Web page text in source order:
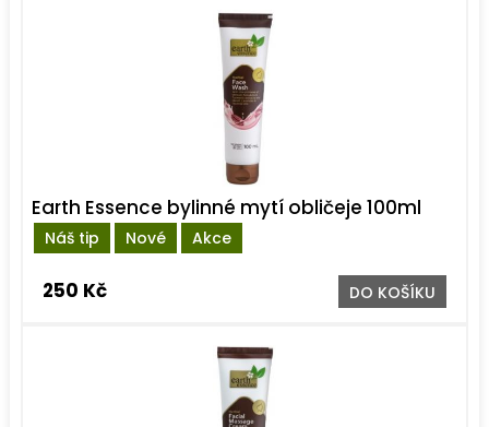
Náš tip Nové Akce
Earth Essence bylinné mytí obličeje 100ml
250 Kč DO KOŠÍKU